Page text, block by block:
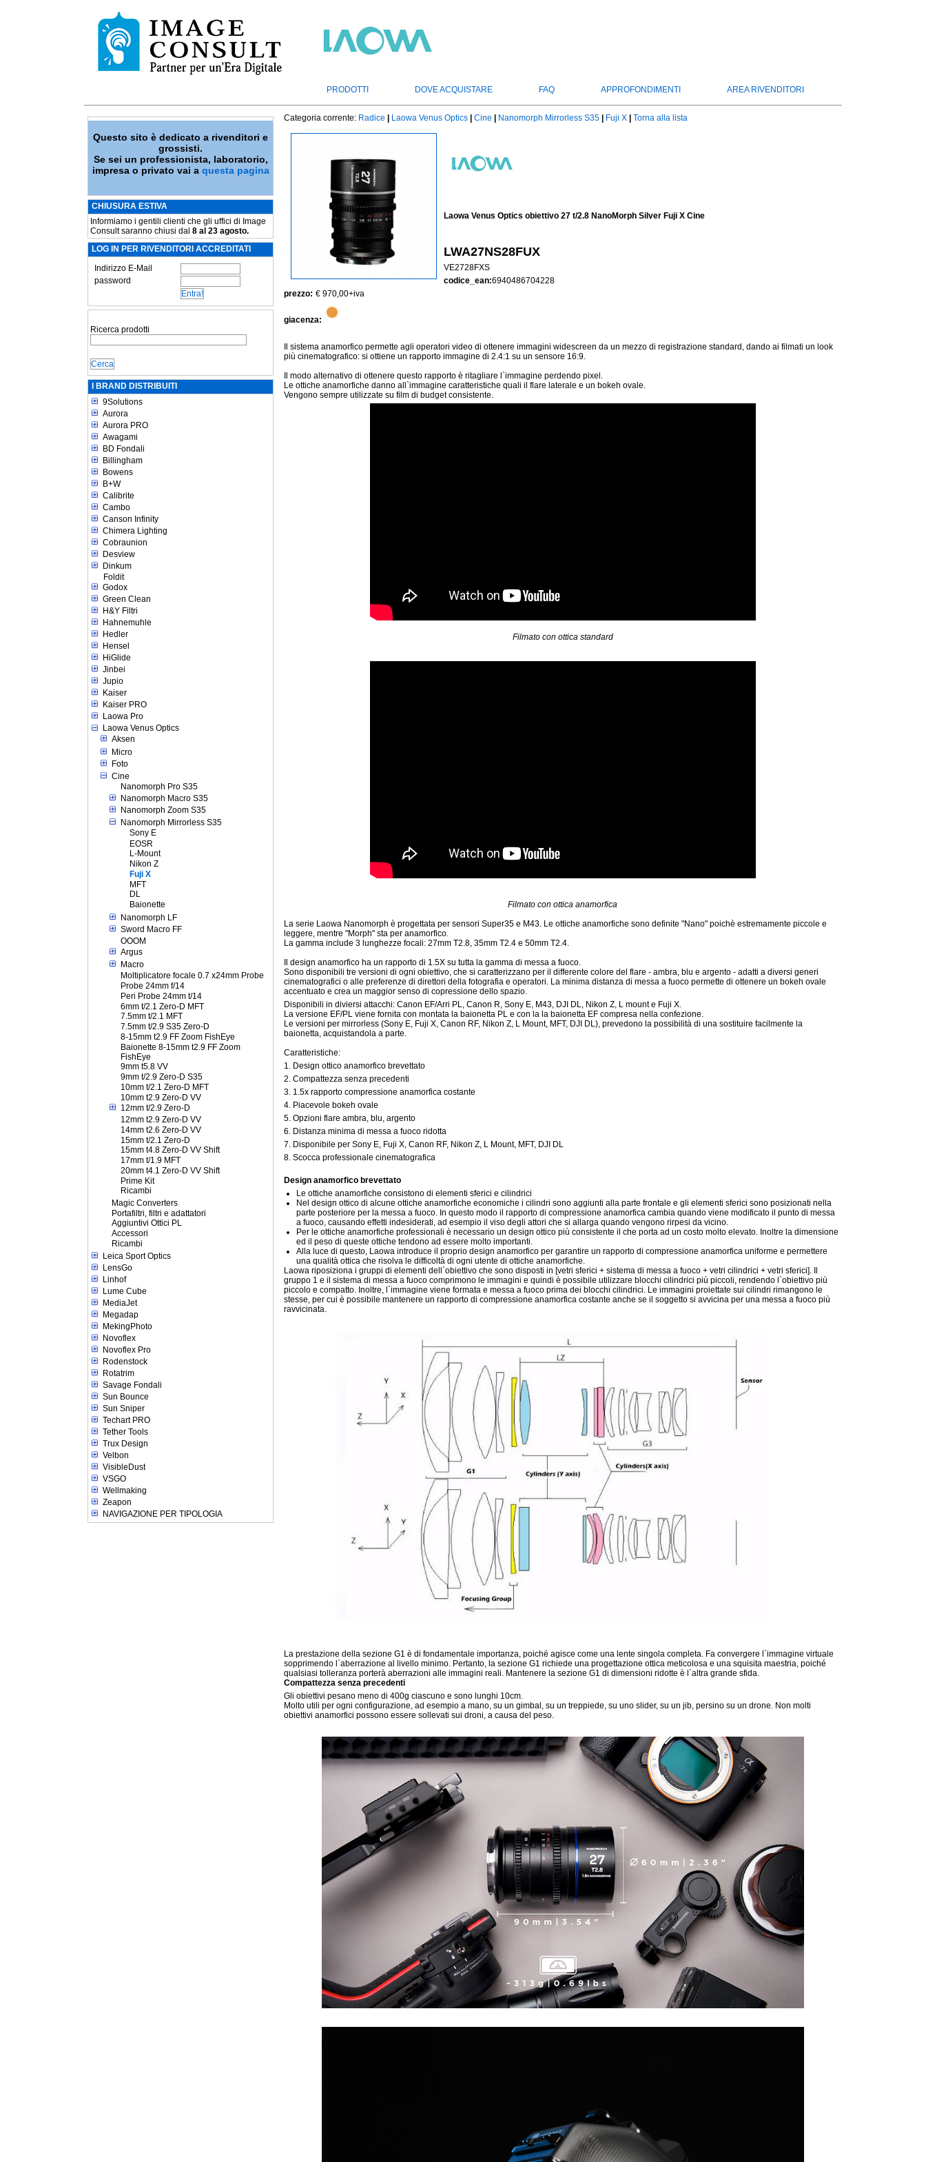
PRODOTTI DOVE ACQUISTARE FAQ APPROFONDIMENTI AREA RIVENDITORI
Questo sito è dedicato a rivenditori e
grossisti.
Se sei un professionista, laboratorio,
impresa o privato vai a questa pagina
CHIUSURA ESTIVA
Informiamo i gentili clienti che gli uffici di Image
Consult saranno chiusi dal 8 al 23 agosto.
LOG IN PER RIVENDITORI ACCREDITATI
Indirizzo E-Mail
password
Ricerca prodotti
I BRAND DISTRIBUITI
9Solutions
Aurora
Aurora PRO
Awagami
BD Fondali
Billingham
Bowens
B+W
Calibrite
Cambo
Canson Infinity
Chimera Lighting
Cobraunion
Desview
Dinkum
Foldit
Godox
Green Clean
H&Y Filtri
Hahnemuhle
Hedler
Hensel
HiGlide
Jinbei
Jupio
Kaiser
Kaiser PRO
Laowa Pro
Laowa Venus Optics
Aksen
Micro
Foto
Cine
Nanomorph Pro S35
Nanomorph Macro S35
Nanomorph Zoom S35
Nanomorph Mirrorless S35
Sony E
EOSR
L-Mount
Nikon Z
Fuji X
MFT
DL
Baionette
Nanomorph LF
Sword Macro FF
OOOM
Argus
Macro
Moltiplicatore focale 0.7 x24mm Probe
Probe 24mm f/14
Peri Probe 24mm t/14
6mm t/2.1 Zero-D MFT
7.5mm t/2.1 MFT
7.5mm t/2.9 S35 Zero-D
8-15mm t2.9 FF Zoom FishEye
Baionette 8-15mm t2.9 FF Zoom
FishEye
9mm t5.8 VV
9mm t/2.9 Zero-D S35
10mm t/2.1 Zero-D MFT
10mm t2.9 Zero-D VV
12mm t/2.9 Zero-D
12mm t2.9 Zero-D VV
14mm t2.6 Zero-D VV
15mm t/2.1 Zero-D
15mm t4.8 Zero-D VV Shift
17mm t/1.9 MFT
20mm t4.1 Zero-D VV Shift
Prime Kit
Ricambi
Magic Converters
Portafiltri, filtri e adattatori
Aggiuntivi Ottici PL
Accessori
Ricambi
Leica Sport Optics
LensGo
Linhof
Lume Cube
MediaJet
Megadap
MekingPhoto
Novoflex
Novoflex Pro
Rodenstock
Rotatrim
Savage Fondali
Sun Bounce
Sun Sniper
Techart PRO
Tether Tools
Trux Design
Velbon
VisibleDust
VSGO
Wellmaking
Zeapon
NAVIGAZIONE PER TIPOLOGIA
Categoria corrente: Radice Laowa Venus Optics Cine Nanomorph Mirrorless S35 Fuji X Torna alla lista
Laowa Venus Optics obiettivo 27 t/2.8 NanoMorph Silver Fuji X Cine
LWA27NS28FUX
VE2728FXS
codice_ean:6940486704228
prezzo: € 970,00+iva
giacenza:
Il sistema anamorfico permette agli operatori video di ottenere immagini widescreen da un mezzo di registrazione standard, dando ai filmati un look
più cinematografico: si ottiene un rapporto immagine di 2.4:1 su un sensore 16:9.
Il modo alternativo di ottenere questo rapporto è ritagliare l`immagine perdendo pixel.
Le ottiche anamorfiche danno all`immagine caratteristiche quali il flare laterale e un bokeh ovale.
Vengono sempre utilizzate su film di budget consistente.
Filmato con ottica standard
Filmato con ottica anamorfica
La serie Laowa Nanomorph è progettata per sensori Super35 e M43. Le ottiche anamorfiche sono definite "Nano" poichè estremamente piccole e
leggere, mentre "Morph" sta per anamorfico.
La gamma include 3 lunghezze focali: 27mm T2.8, 35mm T2.4 e 50mm T2.4.
Il design anamorfico ha un rapporto di 1.5X su tutta la gamma di messa a fuoco.
Sono disponibili tre versioni di ogni obiettivo, che si caratterizzano per il differente colore del flare - ambra, blu e argento - adatti a diversi generi
cinematografici o alle preferenze di direttori della fotografia e operatori. La minima distanza di messa a fuoco permette di ottenere un bokeh ovale
accentuato e crea un maggior senso di copressione dello spazio.
Disponibili in diviersi attacchi: Canon EF/Arri PL, Canon R, Sony E, M43, DJI DL, Nikon Z, L mount e Fuji X.
La versione EF/PL viene fornita con montata la baionetta PL e con la la baionetta EF compresa nella confezione.
Le versioni per mirrorless (Sony E, Fuji X, Canon RF, Nikon Z, L Mount, MFT, DJI DL), prevedono la possibilità di una sostituire facilmente la
baionetta, acquistandola a parte.
Caratteristiche:
1. Design ottico anamorfico brevettato
2. Compattezza senza precedenti
3. 1.5x rapporto compressione anamorfica costante
4. Piacevole bokeh ovale
5. Opzioni flare ambra, blu, argento
6. Distanza minima di messa a fuoco ridotta
7. Disponibile per Sony E, Fuji X, Canon RF, Nikon Z, L Mount, MFT, DJI DL
8. Scocca professionale cinematografica
Design anamorfico brevettato
Le ottiche anamorfiche consistono di elementi sferici e cilindrici
Nel design ottico di alcune ottiche anamorfiche economiche i cilindri sono aggiunti alla parte frontale e gli elementi sferici sono posizionati nella
parte posteriore per la messa a fuoco. In questo modo il rapporto di compressione anamorfica cambia quando viene modificato il punto di messa
a fuoco, causando effetti indesiderati, ad esempio il viso degli attori che si allarga quando vengono rirpesi da vicino.
Per le ottiche anamorfiche professionali è necessario un design ottico più consistente il che porta ad un costo molto elevato. Inoltre la dimensione
ed il peso di queste ottiche tendono ad essere molto importanti.
Alla luce di questo, Laowa introduce il proprio design anamorfico per garantire un rapporto di compressione anamorfica uniforme e permettere
una qualità ottica che risolva le difficoltà di ogni utente di ottiche anamorfiche.
Laowa riposiziona i gruppi di elementi dell`obiettivo che sono disposti in [vetri sferici + sistema di messa a fuoco + vetri cilindrici + vetri sferici]. Il
gruppo 1 e il sistema di messa a fuoco comprimono le immagini e quindi è possibile utilizzare blocchi cilindrici più piccoli, rendendo l`obiettivo più
piccolo e compatto. Inoltre, l`immagine viene formata e messa a fuoco prima dei blocchi cilindrici. Le immagini proiettate sui cilindri rimangono le
stesse, per cui è possibile mantenere un rapporto di compressione anamorfica costante anche se il soggetto si avvicina per una messa a fuoco più
ravvicinata.
La prestazione della sezione G1 è di fondamentale importanza, poiché agisce come una lente singola completa. Fa convergere l`immagine virtuale
sopprimendo l`aberrazione al livello minimo. Pertanto, la sezione G1 richiede una progettazione ottica meticolosa e una squisita maestria, poiché
qualsiasi tolleranza porterà aberrazioni alle immagini reali. Mantenere la sezione G1 di dimensioni ridotte è l`altra grande sfida.
Compattezza senza precedenti
Gli obiettivi pesano meno di 400g ciascuno e sono lunghi 10cm.
Molto utili per ogni configurazione, ad esempio a mano, su un gimbal, su un treppiede, su uno slider, su un jib, persino su un drone. Non molti
obiettivi anamorfici possono essere sollevati sui droni, a causa del peso.